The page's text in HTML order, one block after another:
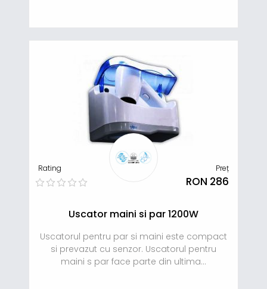
Rating Preț
RON 286
Uscator maini si par 1200W
Uscatorul pentru par si maini este compact
si prevazut cu senzor. Uscatorul pentru
maini s par face parte din ultima...